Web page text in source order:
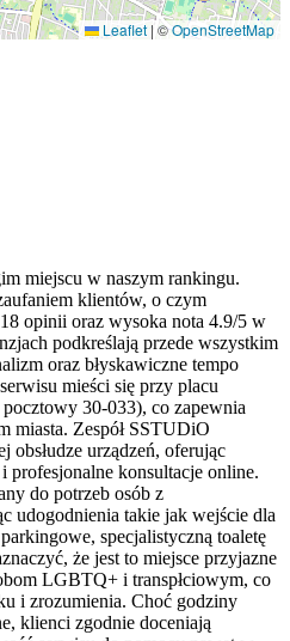
Leaflet |©OpenStreetMap
miejscu w naszym rankingu.
klientów, o czym
opinii oraz wysoka nota 4.9/5 w
podkreślają przede wszystkim
oraz błyskawiczne tempo
mieści się przy placu
30-033), co zapewnia
miasta. Zespół SSTUDiO
obsłudze urządzeń, oferując
profesjonalne konsultacje online.
do potrzeb osób z
udogodnienia takie jak wejście dla
specjalistyczną toaletę
że jest to miejsce przyjazne
LGBTQ+ i transpłciowym, co
i zrozumienia. Choć godziny
klienci zgodnie doceniają